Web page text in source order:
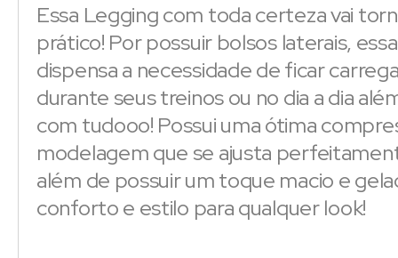
Essa Legging com toda certeza vai
prático! Por possuir bolsos laterais,
dispensa a necessidade de ficar
durante seus treinos ou no dia a dia
com tudooo! Possui uma ótima
modelagem que se ajusta
além de possuir um toque macio e
conforto e estilo para qualquer look!